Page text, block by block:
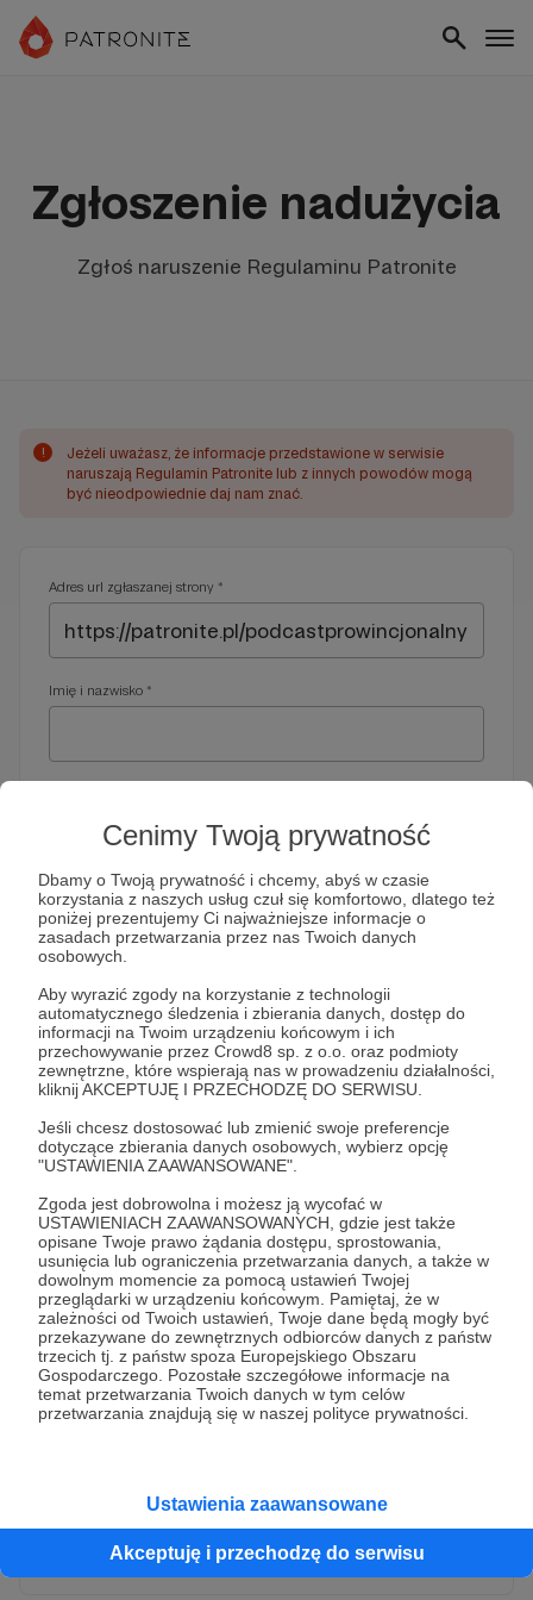
Cenimy Twoją prywatność
Dbamy o Twoją prywatność i chcemy, abyś w czasie
korzystania z naszych usług czuł się komfortowo, dlatego też
poniżej prezentujemy Ci najważniejsze informacje o
zasadach przetwarzania przez nas Twoich danych
osobowych.
Aby wyrazić zgody na korzystanie z technologii
automatycznego śledzenia i zbierania danych, dostęp do
informacji na Twoim urządzeniu końcowym i ich
przechowywanie przez Crowd8 sp. z o.o. oraz podmioty
zewnętrzne, które wspierają nas w prowadzeniu działalności,
kliknij AKCEPTUJĘ I PRZECHODZĘ DO SERWISU.
Jeśli chcesz dostosować lub zmienić swoje preferencje
dotyczące zbierania danych osobowych, wybierz opcję
"USTAWIENIA ZAAWANSOWANE".
Zgoda jest dobrowolna i możesz ją wycofać w
USTAWIENIACH ZAAWANSOWANYCH, gdzie jest także
opisane Twoje prawo żądania dostępu, sprostowania,
usunięcia lub ograniczenia przetwarzania danych, a także w
dowolnym momencie za pomocą ustawień Twojej
przeglądarki w urządzeniu końcowym. Pamiętaj, że w
zależności od Twoich ustawień, Twoje dane będą mogły być
przekazywane do zewnętrznych odbiorców danych z państw
trzecich tj. z państw spoza Europejskiego Obszaru
Gospodarczego. Pozostałe szczegółowe informacje na
temat przetwarzania Twoich danych w tym celów
przetwarzania znajdują się w naszej polityce prywatności.
Ustawienia zaawansowane
Akceptuję i przechodzę do serwisu
Zgłoszenie nadużycia
Zgłoś naruszenie Regulaminu Patronite
!
Jeżeli uważasz, że informacje przedstawione w serwisie
naruszają Regulamin Patronite lub z innych powodów mogą
być nieodpowiednie daj nam znać.
Adres url zgłaszanej strony *
Imię i nazwisko *
Telefon *
dodatkowe pytania
Treść wiadomości *
* Wyrażam zgodę na przetwarzanie moich danych
osobowych przez Patronite
Administratorem Twoich danych osobowych jest Crowd8 sp. z o.o.
z siedziba w Warszawie, ul. Żwirki i Wigury 16, 02-092 Warszawa.
Twoje dane osobowe będą przetwarzane w szczególności w celu
wykonania umowy zawartej z Tobą, w tym do umożliwienia
Gwarantujemy spełnienie wszystkich Twoich praw wynikających
z ogólnego rozporządzenia o ochronie danych, tj. prawo dostępu,
sprostowania oraz usunięcia Twoich danych, ograniczenia ich
rozwiń zgodę
Wyślij zgłoszenie